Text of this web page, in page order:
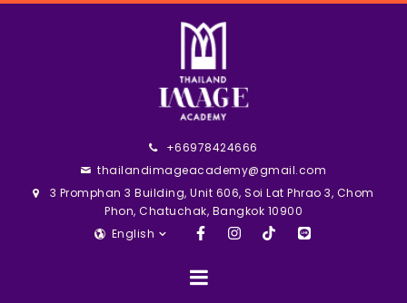
+66978424666
thailandimageacademy@gmail.com
3 Promphan 3 Building, Unit 606, Soi Lat Phrao 3, Chom
Phon, Chatuchak, Bangkok 10900
English